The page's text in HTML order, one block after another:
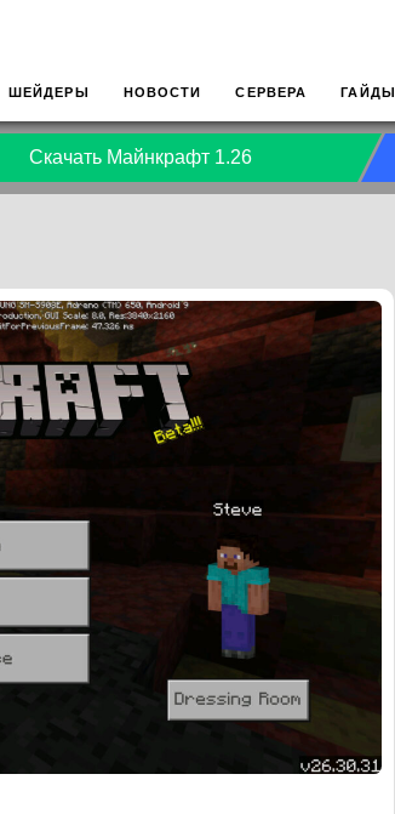
ШЕЙДЕРЫ НОВОСТИ СЕРВЕРА ГАЙДЫ
Скачать Майнкрафт 1.26